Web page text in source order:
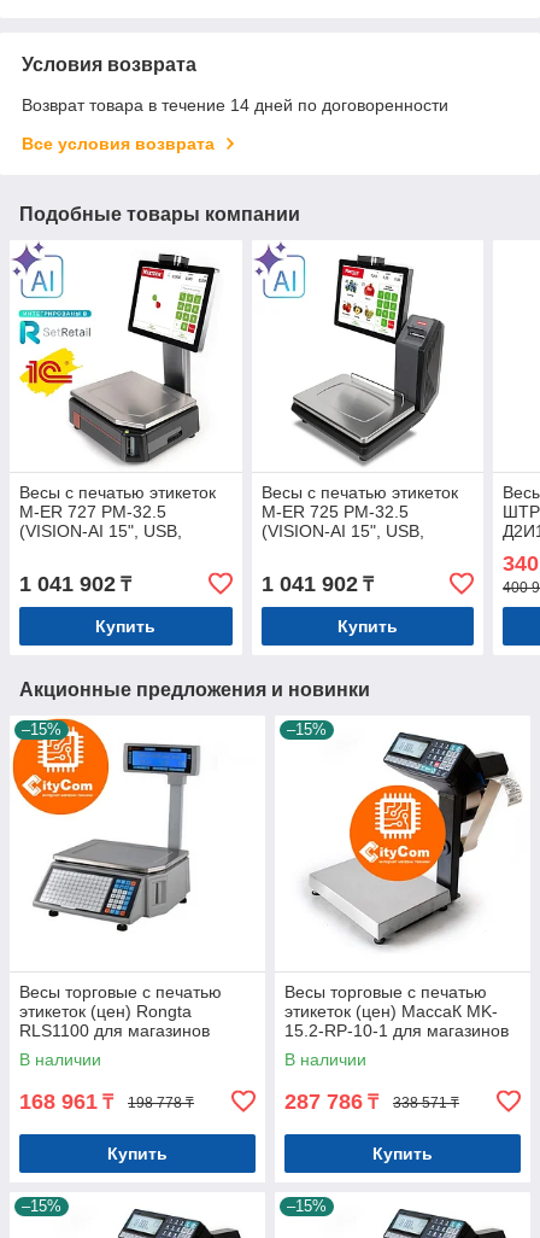
Условия возврата
Возврат товара в течение 14 дней по договоренности
Все условия возврата
Подобные товары компании
Весы с печатью этикеток
M-ER 727 PM-32.5
(VISION-AI 15", USB,
1 041 902 ₸
Купить
Весы с печатью этикеток
M-ER 725 PM-32.5
(VISION-AI 15", USB,
1 041 902₸
Купить
400
Акционные предложения и новинки
–15%
Весы торговые с печатью
этикеток (цен) Rongta
RLS1100 для магазинов
Арт.4379
В наличии
168 961 ₸ 198 778 ₸
Купить
–15%
Весы торговые с печатью
этикеток (цен) МассаК MK-
15.2-RP-10-1 для магазинов
Арт.6694
В наличии
287 786 ₸ 338 571 ₸
Купить
–15% –15%